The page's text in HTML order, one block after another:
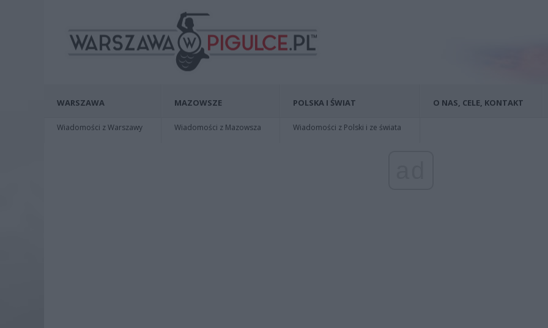
WARSZAWA
Wiadomości z Warszawy
MAZOWSZE
Wiadomości z Mazowsza
POLSKA I ŚWIAT
Wiadomości z Polski i ze świata
O NAS, CELE, KONTAKT